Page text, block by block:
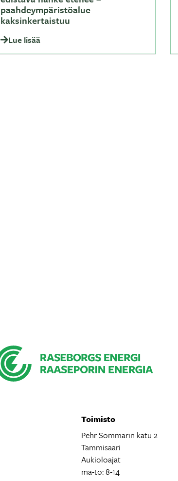
paahdeympäristöalue
kaksinkertaistuu
Lue lisää
Toimisto
Pehr Sommarin katu 2
Tammisaari
Aukioloajat
ma-to: 8-14